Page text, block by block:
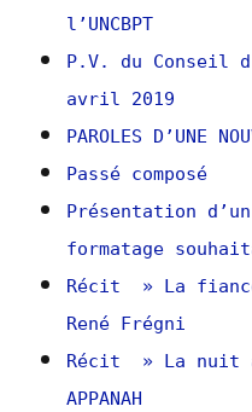
l’UNCBPT
P.V. du Conseil
avril 2019
PAROLES D’UNE
Passé composé
Présentation
formatage
Récit » La
René Frégni
Récit » La nuit
APPANAH